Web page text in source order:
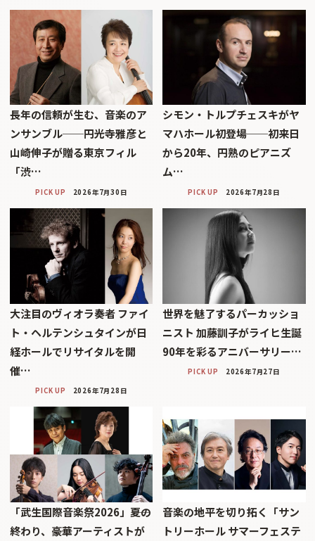
長年の信頼が生む、音楽のア
ンサンブル──円光寺雅彦と
山崎伸子が贈る東京フィル
「渋…
PICK UP 2026年7月30日
シモン・トルプチェスキがヤ
マハホール初登場──初来日
から20年、円熟のピアニズ
ム…
PICK UP 2026年7月28日
大注目のヴィオラ奏者 ファイ
ト・ヘルテンシュタインが日
経ホールでリサイタルを開
催…
PICK UP 2026年7月28日
世界を魅了するパーカッショ
ニスト 加藤訓子がライヒ生誕
90年を彩るアニバーサリー…
PICK UP 2026年7月27日
「武生国際音楽祭2026」――夏の
終わり、豪華アーティストが
音楽の地平を切り拓く「サン
トリーホール サマーフェステ